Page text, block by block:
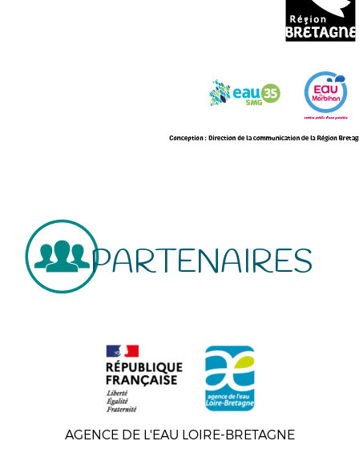
PARTENAIRES
AGENCE DE L'EAU LOIRE-BRETAGNE